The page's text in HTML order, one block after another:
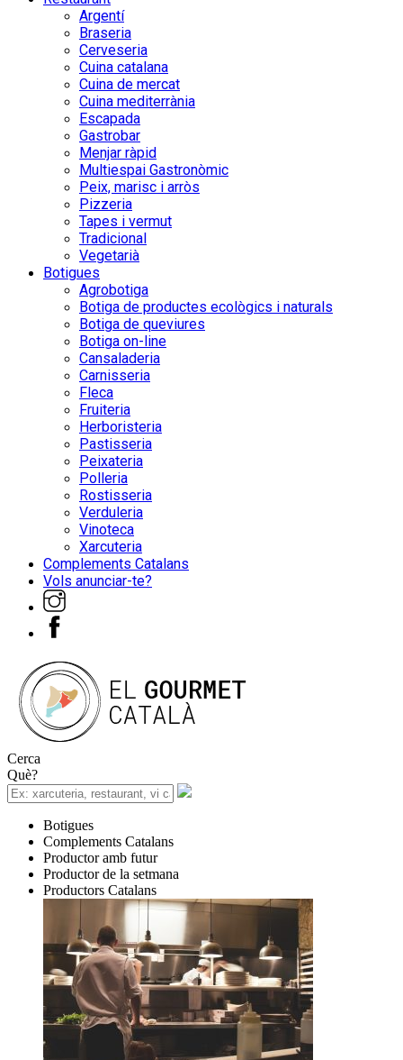
Argentí
Braseria
Cerveseria
Cuina catalana
Cuina de mercat
Cuina mediterrània
Escapada
Gastrobar
Menjar ràpid
Multiespai Gastronòmic
Peix, marisc i arròs
Pizzeria
Tapes i vermut
Tradicional
Vegetarià
Botigues
Agrobotiga
Botiga de productes ecològics i naturals
Botiga de queviures
Botiga on-line
Cansaladeria
Carnisseria
Fleca
Fruiteria
Herboristeria
Pastisseria
Peixateria
Polleria
Rostisseria
Verduleria
Vinoteca
Xarcuteria
Complements Catalans
Vols anunciar-te?
Cerca
Què?
Botigues
Complements Catalans
Productor amb futur
Productor de la setmana
Productors Catalans